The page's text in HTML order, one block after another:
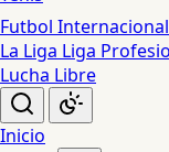
Futbol Internacional
La Liga Liga
Lucha Libre
Inicio